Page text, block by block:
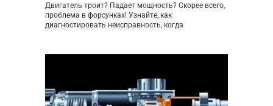
Двигатель троит? Падает мощность? Скорее всего,
проблема в форсунках! Узнайте, как
диагностировать неисправность, когда